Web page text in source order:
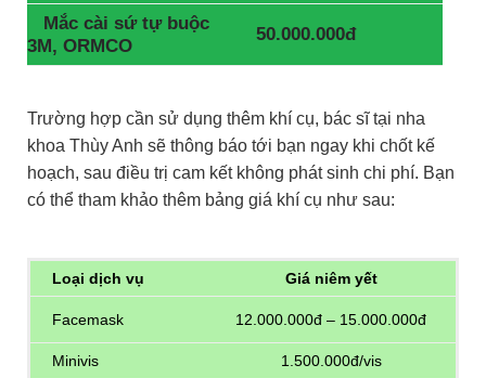
Mắc cài sứ tự buộc
3M, ORMCO
50.000.000đ
Trường hợp cần sử dụng thêm khí cụ, bác sĩ tại nha
khoa Thùy Anh sẽ thông báo tới bạn ngay khi chốt kế
hoạch, sau điều trị cam kết không phát sinh chi phí. Bạn
có thể tham khảo thêm bảng giá khí cụ như sau:
Loại dịch vụ Giá niêm yết
Facemask 12.000.000đ – 15.000.000đ
Minivis 1.500.000đ/vis